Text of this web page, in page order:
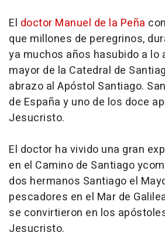
El doctor Manuel de la Peña
que millones de peregrinos,
ya muchos años hasubido a lo
mayor de la Catedral de
abrazo al Apóstol Santiago.
de España y uno de los doce
Jesucristo.
El doctor ha vivido una gran
en el Camino de Santiago
dos hermanos Santiago el
pescadores en el Mar de
se convirtieron en los
Jesucristo.